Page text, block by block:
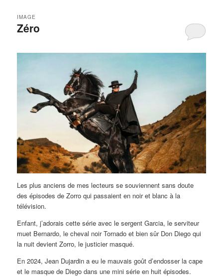
Zéro
IMAGE
Les plus anciens de mes lecteurs se souviennent sans doute
des épisodes de Zorro qui passaient en noir et blanc à la
télévision.
Enfant, j’adorais cette série avec le sergent Garcia, le serviteur
muet Bernardo, le cheval noir Tornado et bien sûr Don Diego qui
la nuit devient Zorro, le justicier masqué.
En 2024, Jean Dujardin a eu le mauvais goût d’endosser la cape
et le masque de Diego dans une mini série en huit épisodes.